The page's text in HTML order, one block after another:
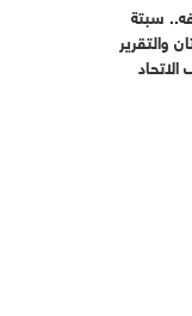
سبتة
والتقرير